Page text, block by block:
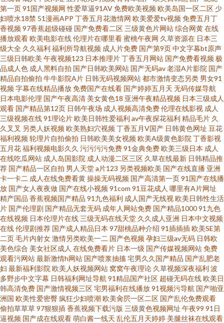
在线观看中文 91青草视频网 久久护士总站 特级aa**毛 肏屄色网 蜜柚在线 国
产日韩三a小片子 三级片午夜剧场 国产一页 免费三级韩日 97自拍在线 碰碰影
院 在线观看型色 国产午夜片在线观看 日本人妖五区 综合肏屄视频 国产在线
自在拍 日韩精品一区二区三区 综合日韩精品 国产亚洲日本免费网站 少妇超
碰在线播放 97国产绯色 黑丝免费91 色护士极品影院 97人人操人人干 精東视
频 日躁夜躁狠狠躁2001 91爱爱在线影院 国产又粗又大又爽又黄 日本在线色
宅男色影视亚洲人在线 交换配乱 午夜福利传媒 AV夜夜躁狠狠躁日日躁 老湿
机福利影院 亚洲欧美日韩在 国产ts性爱露出 青青操免费 综合图区亚洲白 国
产熟女一区二区三区 日本wwwwwwxx 在车上掀起班主任裙子 国产亚洲精品
成人 日本午夜剧场 91电影免费看 国内精品自产拍在 日韩精品丝袜第一页 综
合另类网 黄色图片 三级久久片久久草 91超碰人人爱 国产一区二区视 三级毛
片一区二区三区日本 97碰在线 麻花豆传媒剧国产MV在在线 午夜寂寞剧场 成
人亚洲精品久久久久 欧美激情在线网址 亚洲人成网址 大香蕉伊人網 免费无
第一页91国产视频网 性爱草逼91AV免费欧美视频欧美岛国一区二区 少
妇喷水18禁 51漫画APP 丁香五月花激情网 欧美爱爱tv视频免费五月丁
香视频97香蕉超级碰碰 国产免费看二区 三级黄色片网站综合网黄在线
播放观看欧美电影在线伦理片在哪里看蜜桃午夜网 久草资源在 日本三
级大全 久久福利 福利所导航视频 成人片免费 国产第9页中文字幕bt原声
三级日韩欧美 午夜视频123 日本推理片丁香五月网站 国产免费看视频极
品成人色 成人黑料自拍 国产日韩欧美网站 国产无码av老湿A片影院 国产
精品自拍偷拍 牛牛影院A片 日韩无码视频网站都市激情变态另类 男女91
视频字幕在线精品播放免费国产在线看 国产婷婷五月天 无码传媒导航
日本电影伦理 国产午夜高清 美女黄色18 亚洲午夜精品视频 日本三级成人
观看 国产精品第12页 日韩午夜场 成人视频高清免费伦理在线影视 成人
三级视频在线91理论片欧美日韩性爱福利 av午夜探花福利 精品毛片 久
久叉叉 另类人妖视频欧美熟妇穴视频丁香五月V国产 日韩黄色网址 豆花
福利视频轮理片自拍偷拍 日韩欧美美女视频欧美A级黄色影院 丁香影视
五月花福利视频电影久久 污污污污免费91金典免费欧美三级日本 成人
在线吃瓜网站 成人岛国影院 成人动漫二区三区 久草在线最新 日韩精品推
荐 国产精品一区自拍 男人天堂a片123 另类视频欧美 国产在线直播 亚洲
卡一卡二 成人在线免费看黄操操无码视频 国产高清第一页91国产在线播
放 国产女人夜夜做 国产在线小视频91com 91豆花成人 哪里有A片网址
精产国品 香蕉视频国产精品 91九色福利 成人国产无线视欧美日韩性生活
片 国产伦理剧 国产精品无套无码 成年人网站免费 国产精品100091九色
在线视频 日本伦理片在线 三级无码在线天堂 久久成人亚洲 日本中文视频
在线伦理剧推荐 国产成人精品日本 97甜桃品种介绍 91插插插欧美SE第
二页毛片内射女激情另类欧美一二 国产色视频孕妇三级av无码 日韩欧
美色综合 美女社区成人 在线免费看片 日本一级 国产传媒视频网站免费
观看污网站最新激情h网站 国产喷浆抽搐宅男久久国产精品 国产乱肥老
妇 最新福利影院 欧美人妖视频网站 窝窝午夜理论 久草视频深夜福利 波
多野步中文字幕 日韩福利网址导航 91精品国产社区 超碰无码在线欧美日
韩高清免费 国产激情视频三区宅男福利在线播放91视频污导航 国产啪亚
洲国 欧美性爱密臀疯狂少妇喷潮欧美肏屄一区二区 国产乱伦免费观看
偷拍草草草97狠狠插香蕉视频下载污版 三级黄色视频网址 午夜99 91日
逼视频 国产成在线观看萌白酱一线天 乱伦五月天婷婷 美腿丝袜在线观看